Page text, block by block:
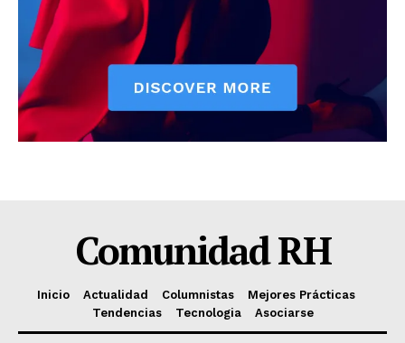
Comunidad RH
Inicio Actualidad Columnistas
Mejores Prácticas
Tendencias
Tecnologia Asociarse